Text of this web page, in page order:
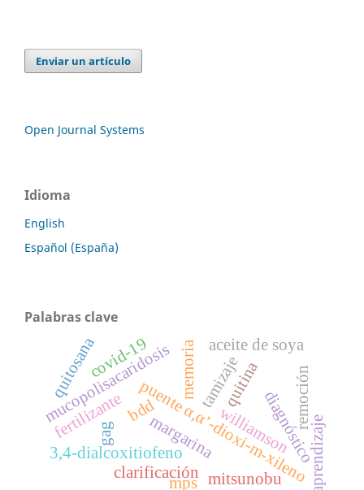
Enviar un artículo
Open Journal Systems
Idioma
English
Español (España)
Palabras clave
puente α,α’-dioxi-m-xileno
williamson
mitsunobu
3,4-dialcoxitiofeno
mucopolisacaridosis
mps
gag
tamizaje
diagnóstico
bdd
aprendizaje
memoria
margarina
aceite de soya
clarificación
quitina
quitosana remoción
fertilizante
covid-19